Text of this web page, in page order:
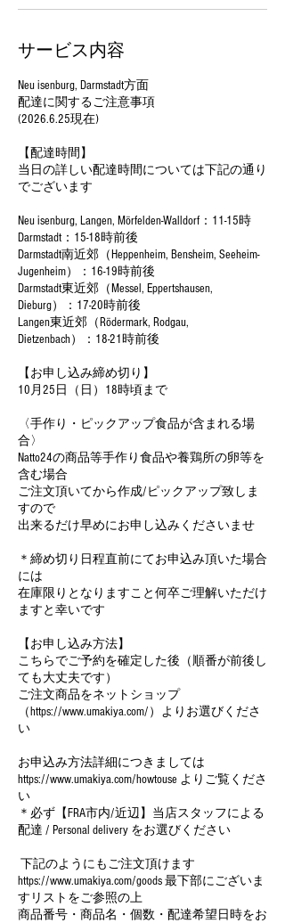
サービス内容
Neu isenburg, Darmstadt方面
配達に関するご注意事項
(2026.6.25現在)
【配達時間】
当日の詳しい配達時間については下記の通り
でございます
Neu isenburg, Langen, Mörfelden-Walldorf：11-15時
Darmstadt：15-18時前後
Darmstadt南近郊（Heppenheim, Bensheim, Seeheim-
Jugenheim）：16-19時前後
Darmstadt東近郊（Messel, Eppertshausen,
Dieburg）：17-20時前後
Langen東近郊（Rödermark, Rodgau,
Dietzenbach）：18-21時前後
【お申し込み締め切り】
10月25日（日）18時頃まで
〈手作り・ピックアップ食品が含まれる場
合〉
Natto24の商品等手作り食品や養鶏所の卵等を
含む場合
ご注文頂いてから作成/ピックアップ致しま
すので
出来るだけ早めにお申し込みくださいませ
＊締め切り日程直前にてお申込み頂いた場合
には
在庫限りとなりますこと何卒ご理解いただけ
ますと幸いです
【お申し込み方法】
こちらでご予約を確定した後（順番が前後し
ても大丈夫です）
ご注文商品をネットショップ
（https://www.umakiya.com/）よりお選びくださ
い
お申込み方法詳細につきましては
https://www.umakiya.com/howtouse よりご覧くださ
い
＊必ず【FRA市内/近辺】当店スタッフによる
配達 / Personal delivery をお選びください
下記のようにもご注文頂けます
https://www.umakiya.com/goods 最下部にございま
すリストをご参照の上
商品番号・商品名・個数・配達希望日時をお